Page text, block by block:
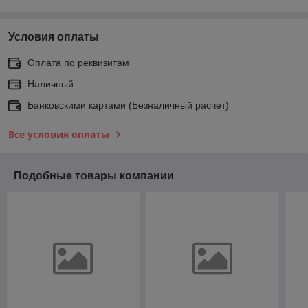
Условия оплаты
Оплата по реквизитам
Наличный
Банковскими картами (Безналичный расчет)
Все условия оплаты
Подобные товары компании